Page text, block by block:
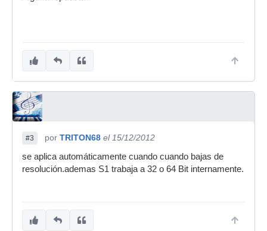
#3 por TRITON68 el 15/12/2012
se aplica automáticamente cuando cuando bajas de
resolución.ademas S1 trabaja a 32 o 64 Bit internamente.